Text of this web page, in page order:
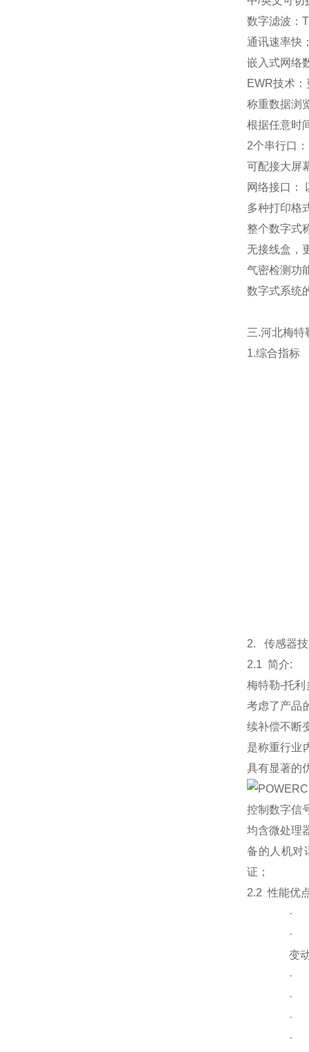
数字滤波：
通讯速率快
嵌入式网络
EWR技术：
称重数据浏
根据任意时
2个串行口
可配接大屏
网络接口：
多种打印格
整个数字式
无接线盒，
气密检测功
数字式系统
三.河北梅特
1.综合指标
2. 传感器
2.1 简介:
梅特勒-托
考虑了产品
续补偿不断
是称重行业
具有显著的
控制数字信
均含微处理
备的人机对
证；
2.2 性能优
·
·
变
·
·
·
·